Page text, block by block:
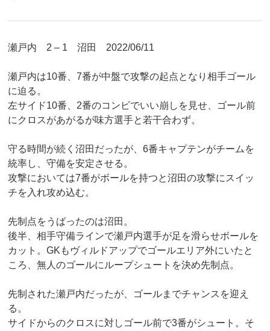
瀬戸内 2 – 1 沼田 2022/06/11
瀬戸内は10番、7番が中盤で攻撃の起点となり相手ゴール
に迫る。
左サイド10番、2番のコンビでいい崩しを見せ、ゴール前
にクロスがあがるが味方選手と若干合わず。
守る時間が続く沼田だったが、6番キャプテンがチームを
統率し、守備を安定させる。
攻撃においては7番がボールを持つと沼田の攻撃にスイッ
チを入れ攻め込む。
先制点をうばったのは沼田。
後半、相手守備ラインで瀬戸内選手が足を滑らせボールを
カット。GKもヴィルドアップでゴールエリア外にいたと
ころ、無人のゴールにループシュートを決め先制点。
先制された瀬戸内だったが、ゴールまでチャンスを迎え
る。
サイドからのクロスに対しゴール前で3番がシュート。そ